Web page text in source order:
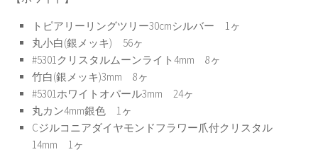
トピアリーリングツリー30cmシルバー 1ヶ
丸小白(銀メッキ) 56ヶ
#5301クリスタルムーンライト4mm 8ヶ
竹白(銀メッキ)3mm 8ヶ
#5301ホワイトオパール3mm 24ヶ
丸カン4mm銀色 1ヶ
Cジルコニアダイヤモンドフラワー爪付クリスタル
14mm 1ヶ